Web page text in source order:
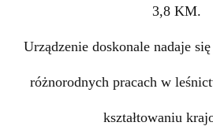
3,8 KM.
Urządzenie doskonale nadaje
różnorodnych pracach w
kształtowaniu